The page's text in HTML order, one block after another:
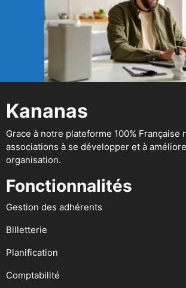
Kananas
Grace à notre plateforme 100% Française
associations à se développer et à
organisation.
Fonctionnalités
Gestion des adhérents
Billetterie
Planification
Comptabilité